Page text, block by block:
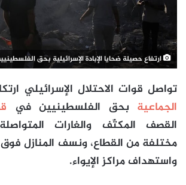
ارتفاع حصيلة ضحايا الإبادة الإسرائيلية بحق
تواصل قوات الاحتلال الإسرائيلي
الجماعية بحق الفلسطينيين في
القصف المكثّف والغارات
مختلفة من القطاع، ونسف المنازل
واستهداف مراكز الإيواء.